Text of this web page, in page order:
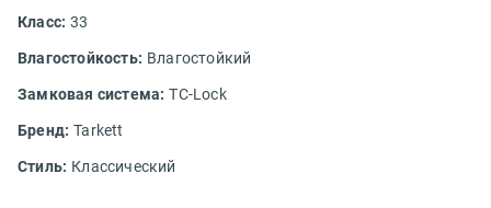
Класс: 33
Влагостойкость: Влагостойкий
Замковая система: TС-Lock
Бренд: Tarkett
Стиль: Классический